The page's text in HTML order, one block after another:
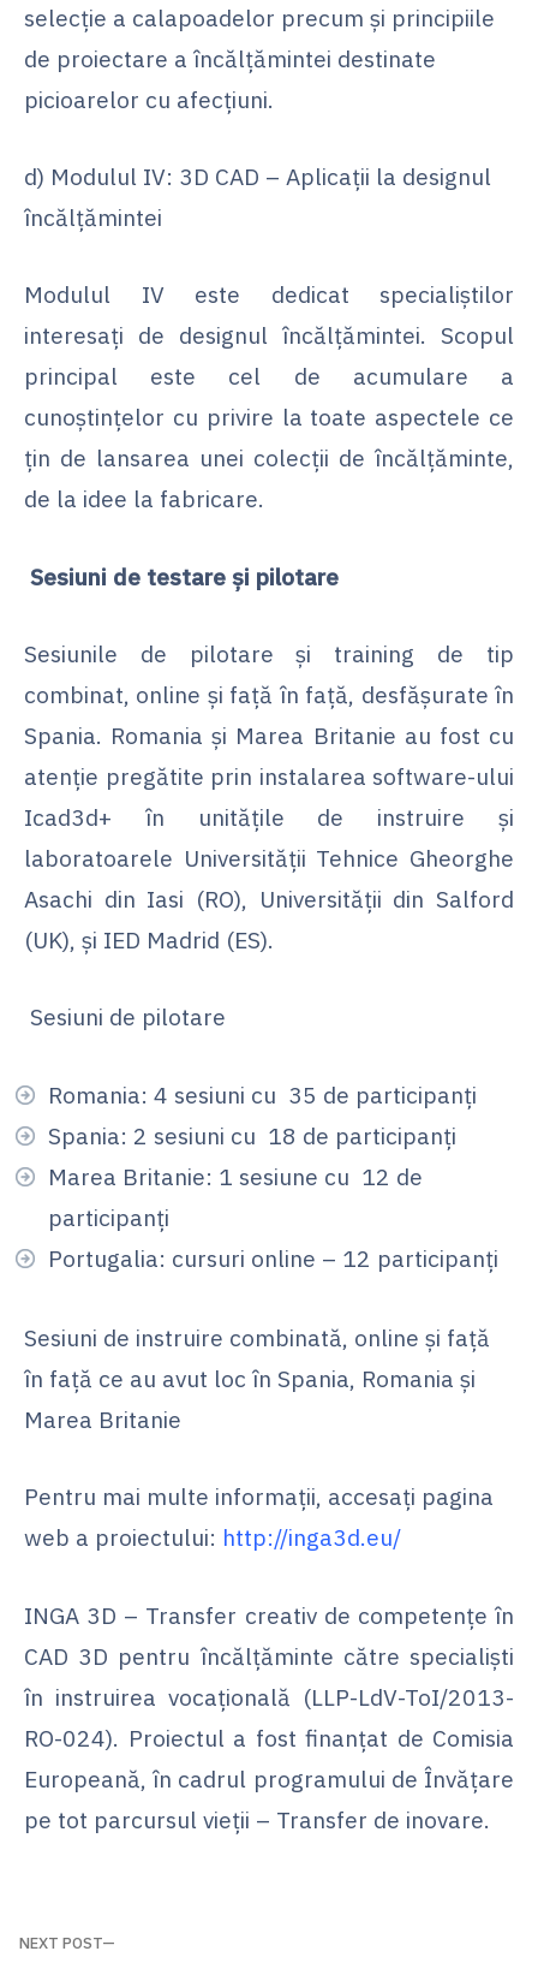
selecție a calapoadelor precum și principiile
de proiectare a încălțămintei destinate
picioarelor cu afecțiuni.
d) Modulul IV: 3D CAD – Aplicații la designul
încălțămintei
Modulul IV este dedicat specialiștilor
interesați de designul încălțămintei. Scopul
principal este cel de acumulare a
cunoștințelor cu privire la toate aspectele ce
țin de lansarea unei colecții de încălțăminte,
de la idee la fabricare.
Sesiuni de testare și pilotare
Sesiunile de pilotare și training de tip
combinat, online și față în față, desfășurate în
Spania. Romania și Marea Britanie au fost cu
atenție pregătite prin instalarea software-ului
Icad3d+ în unitățile de instruire și
laboratoarele Universității Tehnice Gheorghe
Asachi din Iasi (RO), Universității din Salford
(UK), și IED Madrid (ES).
Sesiuni de pilotare
Romania: 4 sesiuni cu 35 de participanți
Spania: 2 sesiuni cu 18 de participanți
Marea Britanie: 1 sesiune cu 12 de
participanți
Portugalia: cursuri online – 12 participanți
Sesiuni de instruire combinată, online și față
în față ce au avut loc în Spania, Romania și
Marea Britanie
Pentru mai multe informații, accesați pagina
web a proiectului: http://inga3d.eu/
INGA 3D – Transfer creativ de competențe în
CAD 3D pentru încălțăminte către specialiști
în instruirea vocațională (LLP-LdV-ToI/2013-
RO-024). Proiectul a fost finanțat de Comisia
Europeană, în cadrul programului de Învățare
pe tot parcursul vieții – Transfer de inovare.
Navigare
NEXT POST